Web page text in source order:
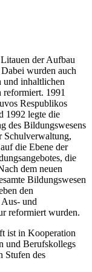
der Aufbau
Dabei wurden auch
und inhaltlichen
reformiert. 1991
Respublikos
1992 legte die
des Bildungswesens
Schulverwaltung,
die Ebene der
die
dem neuen
Bildungswesen
den
und
reformiert wurden.
ist in Kooperation
und Berufskollegs
Stufen des